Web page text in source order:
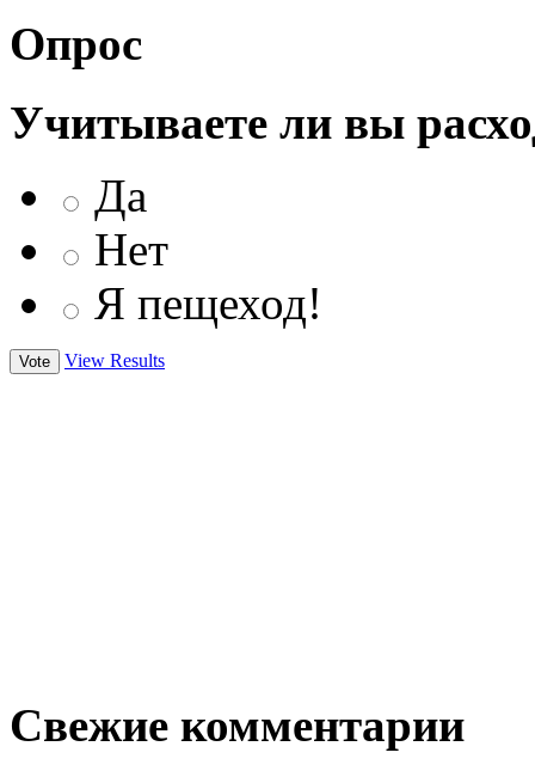
Опрос
Учитываете ли вы
Да
Нет
Я пещеход!
View Results
Свежие комментарии